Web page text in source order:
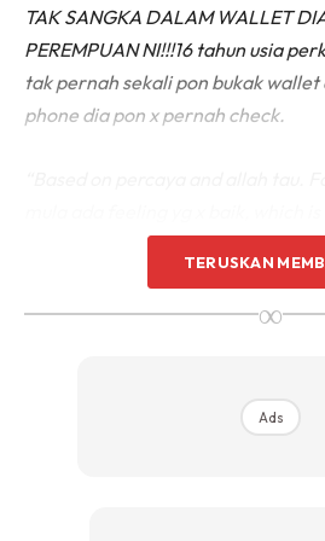
TAK SANGKA DALAM WALLET
PEREMPUAN NI!!!16 tahun usia
tak pernah sekali pon bukak wallet
phone dia pon x pernah check.
jauhkan perangai insecure ni tau.
TERUSKAN
∞
Ads